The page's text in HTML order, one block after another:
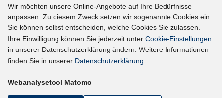
Social-Media-Kanäle
BlueSky
YouTube
LinkedIn
kununu
Wir möchten unsere Online-Angebote auf Ihre Bedürfnisse
anpassen. Zu diesem Zweck setzen wir sogenannte Cookies ein.
Sie können selbst entscheiden, welche Cookies Sie zulassen.
Ihre Einwilligung können Sie jederzeit unter Cookie-Einstellungen
in unserer Datenschutzerklärung ändern. Weitere Informationen
finden Sie in unserer Datenschutzerklärung.
Webanalysetool Matomo